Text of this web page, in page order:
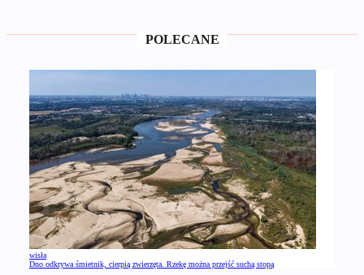
POLECANE
wisła
Dno odkrywa śmietnik, cierpią zwierzęta. Rzekę można przejść suchą stopą